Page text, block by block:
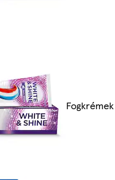
Fogkrémek